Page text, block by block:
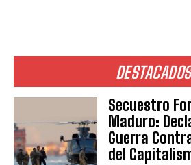
DESTACADOS
Secuestro
Maduro:
Guerra
del